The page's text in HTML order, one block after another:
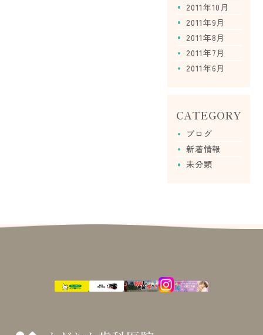
2011年10月
2011年9月
2011年8月
2011年7月
2011年6月
CATEGORY
ブログ
新着情報
未分類